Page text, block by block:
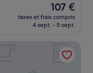
Le
nouveau
prix
de
107 €
107 €
taxes et frais compris
4 sept. - 5 sept.
Trademark by